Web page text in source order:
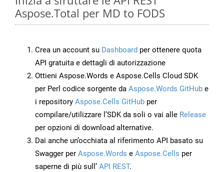
Aspose.Total per MD to FODS
Crea un account su Dashboard per ottenere quota
API gratuita e dettagli di autorizzazione
Ottieni Aspose.Words e Aspose.Cells Cloud SDK
per Perl codice sorgente da Aspose.Words GitHub e
i repository Aspose.Cells GitHub per
compilare/utilizzare l’SDK da soli o vai alle Release
per opzioni di download alternative.
Dai anche un’occhiata al riferimento API basato su
Swagger per Aspose.Words e Aspose.Cells per
saperne di più sull’ API REST.